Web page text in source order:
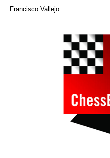
Francisco Vallejo